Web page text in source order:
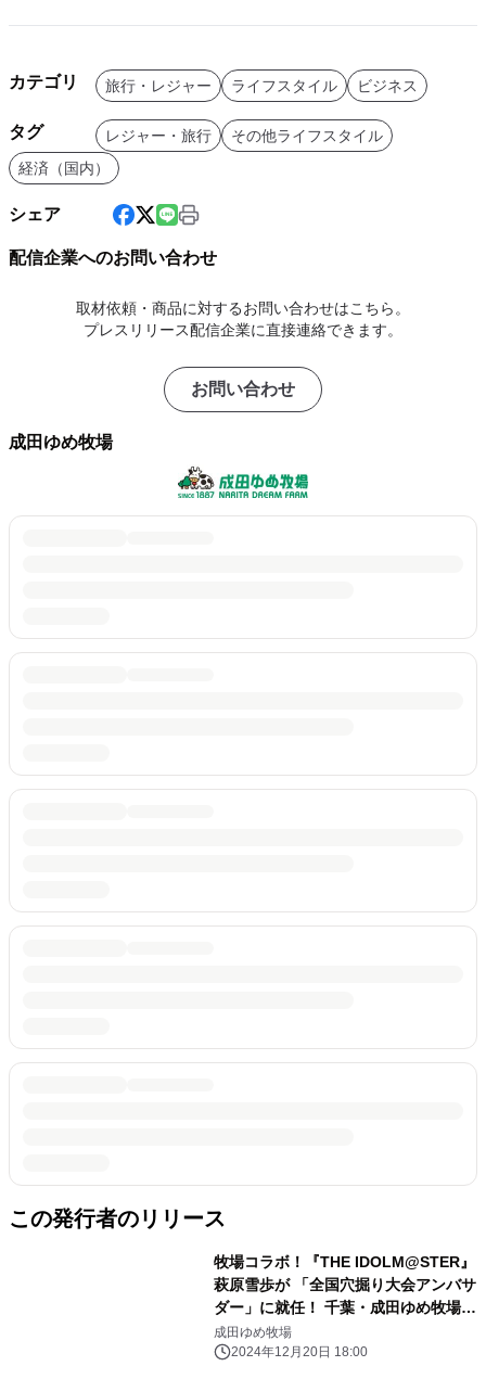
カテゴリ 旅行・レジャー ライフスタイル ビジネス
タグ レジャー・旅行
その他ライフスタイル
経済（国内）
シェア
配信企業へのお問い合わせ
取材依頼・商品に対するお問い合わせはこちら。
プレスリリース配信企業に直接連絡できます。
お問い合わせ
成田ゆめ牧場
この発行者のリリース
牧場コラボ！『THE IDOLM@STER』
萩原雪歩が 「全国穴掘り大会アンバサ
ダー」に就任！ 千葉・成田ゆめ牧場で
12月24日～イベント開催！
成田ゆめ牧場
2024年12月20日 18:00